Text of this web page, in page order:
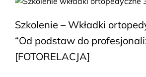
Szkolenie – Wkładki
“Od podstaw do
[FOTORELACJA]